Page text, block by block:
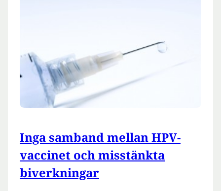
Inga samband mellan HPV-
vaccinet och misstänkta
biverkningar